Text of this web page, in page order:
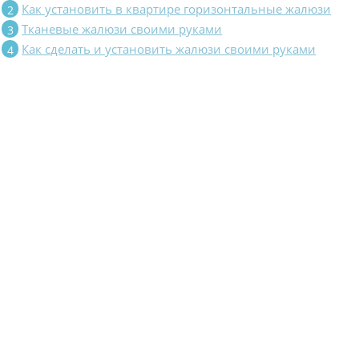
Как установить в квартире горизонтальные жалюзи
Тканевые жалюзи своими руками
Как сделать и установить жалюзи своими руками